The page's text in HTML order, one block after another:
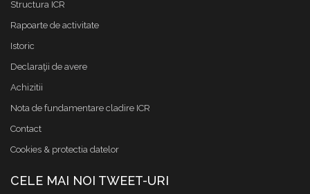
Structura ICR
Rapoarte de activitate
Istoric
Declaraţii de avere
Achizitii
Nota de fundamentare cladire ICR
Contact
Cookies & protectia datelor
CELE MAI NOI TWEET-URI